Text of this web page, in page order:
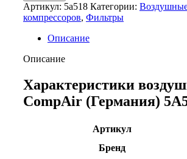
Артикул: 5a518 Категории:
компрессоров, Фильтры
Описание
Описание
Характеристики
CompAir (Германия)
Артикул
Бренд